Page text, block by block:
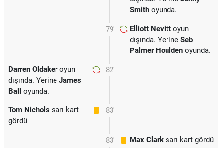
Smith oyunda.
79' Elliott Nevitt oyun
dışında. Yerine Seb
Palmer Houlden oyunda.
82'
Darren Oldakeroyun
dışında. Yerine James
Ball
oyunda.
83'
Tom Nichols sarı kart
gördü
83' Max Clark sarı kart gördü